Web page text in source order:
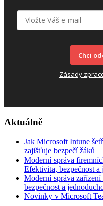
Chci
Zásady
Aktuálně
Jak Microsoft Intune
zajišťuje bezpečí žáků
Moderní správa
Efektivita, bezpečnost a
Moderní správa
bezpečnost a
Novinky v Microsoft